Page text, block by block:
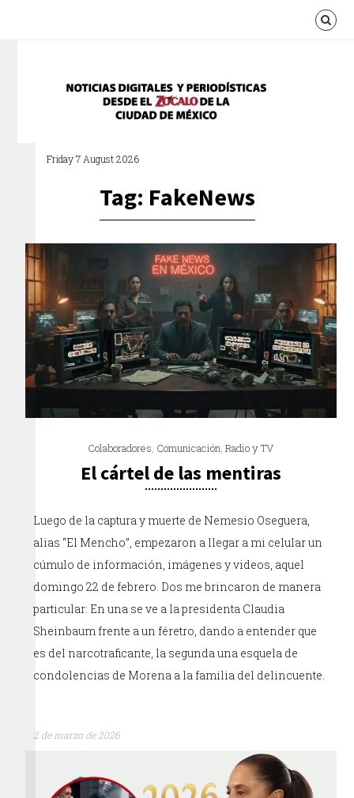
Friday 7 August 2026
Tag: FakeNews
Colaboradores, Comunicación,Radio y TV
El cártel de las mentiras
Luego de la captura y muerte de Nemesio Oseguera,
alias “El Mencho”, empezaron a llegar a mi celular un
cúmulo de información, imágenes y videos, aquel
domingo 22 de febrero. Dos me brincaron de manera
particular: En una se ve a la presidenta Claudia
Sheinbaum frente a un féretro, dando a entender que
es del narcotraficante, la segunda una esquela de
condolencias de Morena a la familia del delincuente.
2 de marzo de 2026